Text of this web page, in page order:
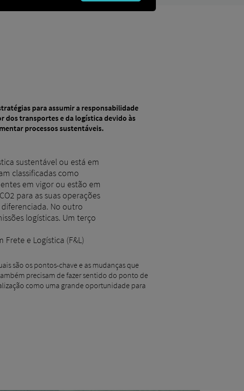
para assumir a responsabilidade
transportes e da logística devido às
processos sustentáveis.
sustentável ou está em
classificadas como
em vigor ou estão em
para as suas operações
diferenciada. No outro
logísticas. Um terço
Frete e Logística (F&L)
são os pontos-chave e as mudanças que
precisam de fazer sentido do ponto de
como uma grande oportunidade para